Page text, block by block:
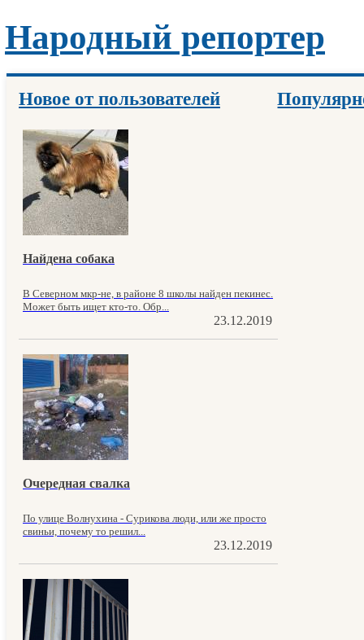
Народный репортер
Новое от пользователей
Найдена собака
В Северном мкр-не, в районе 8 школы найден пекинес.
Может быть ищет кто-то. Обр...
23.12.2019
Очередная свалка
По улице Волнухина - Сурикова люди, или же просто
свиньи, почему то решил...
23.12.2019